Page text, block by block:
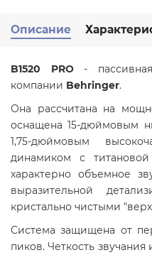
Описание
B1520 PRO- пассивная
компании Behringer.
Она рассчитана на
оснащена 15-дюймовым
1,75-дюймовым
динамиком с
характерно объемное
выразительной
кристально чистыми
Система защищена от
пиков. Четкость